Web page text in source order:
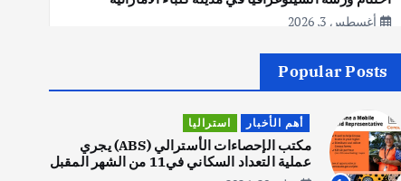
أغسطس 3, 2026
أهم الأخبار جاليات غير مصنف
قصة نجاح العراقي عمر الشمري الذي
اصبح بطلاً لأستراليا بلعبة كمال
الاجسام
يوليو 30, 2026
Popular Posts
أهم الأخبار استراليا
مكتب الإحصاءات الأسترالي (ABS) يجري
عملية التعداد السكاني في11 من الشهر المقبل